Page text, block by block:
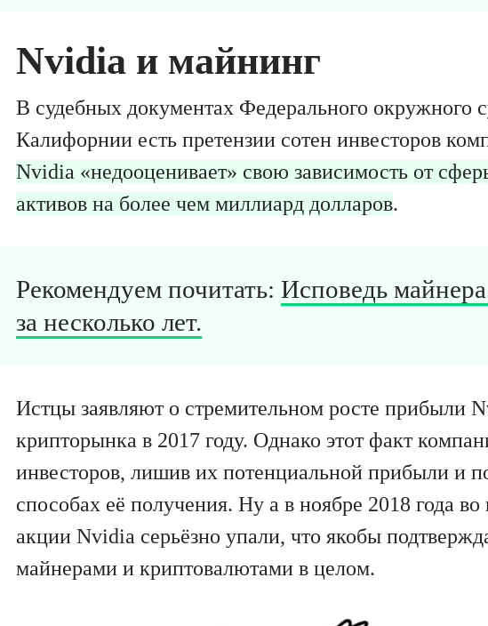
Nvidia и майнинг
В судебных документах Федерального окружного
Калифорнии есть претензии сотен инвесторов
Nvidia «недооценивает» свою зависимость от
активов на более чем миллиард долларов.
Рекомендуем почитать: Исповедь
за несколько лет.
Истцы заявляют о стремительном росте прибыли
крипторынка в 2017 году. Однако этот факт
инвесторов, лишив их потенциальной прибыли и
способах её получения. Ну а в ноябре 2018 года
акции Nvidia серьёзно упали, что якобы
майнерами и криптовалютами в целом.